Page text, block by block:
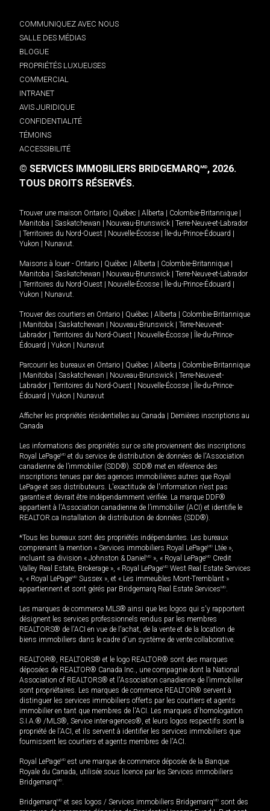
COMMUNIQUEZ AVEC NOUS
SALLE DES MÉDIAS
BLOGUE
PROPRIÉTÉS LUXUEUSES
COMMERCIAL
INTRANET
AVIS JURIDIQUE
CONFIDENTIALITÉ
TÉMOINS
ACCESSIBILITÉ
© SERVICES IMMOBILIERS BRIDGEMARQMD, 2026.
TOUS DROITS RÉSERVÉS.
Trouver une maison Ontario Québec Alberta Colombie-Britannique
Manitoba
Saskatchewan Nouveau-Brunswick
Terre-Neuve-et-Labrador
Territoires du Nord-Ouest Nouvelle-Écosse Île-du-Prince-Édouard
Yukon
Nunavut.
Maisons à louer - Ontario Québec Alberta Colombie-Britannique
Manitoba
Saskatchewan Nouveau-Brunswick
Terre-Neuve-et-Labrador
Territoires du Nord-Ouest Nouvelle-Écosse Île-du-Prince-Édouard
Yukon
Nunavut.
Trouver des courtiers en Ontario Québec Alberta
Colombie-Britannique
Manitoba Saskatchewan Nouveau-Brunswick
Terre-Neuve-et-
Labrador
Territoires du Nord-Ouest Nouvelle-Écosse
Île-du-Prince-
Édouard
Yukon Nunavut
Parcourir les bureaux en Ontario Québec Alberta
Colombie-Britannique
Manitoba Saskatchewan Nouveau-Brunswick
Terre-Neuve-et-
Labrador
Territoires du Nord-Ouest Nouvelle-Écosse
Île-du-Prince-
Édouard
Yukon Nunavut
Afficher les propriétés résidentielles au Canada
Dernières inscriptions au
Canada
Les informations des propriétés sur ce site proviennent des inscriptions
Royal LePageMD et du service de distribution de données de l'Association
canadienne de l’immobilier (SDD®). SDD® met en référence des
inscriptions tenues par des agences immobilières autres que Royal
LePage et ses distributeurs. L'exactitude de l'information n'est pas
garantie et devrait être indépendamment vérifiée. La marque DDF®
appartient à l'Association canadienne de l’immobilier (ACI) et identifie le
REALTOR.ca Installation de distribution de données (SDD®).
*Tous les bureaux sont des propriétés indépendantes. Les bureaux
comprenant la mention « Services immobiliers Royal LePageMD Ltée »,
incluant sa division « Johnston & Daniel MD », « Royal LePageMD Credit
Valley Real Estate, Brokerage », « Royal LePageMD West Real Estate Services
», « Royal LePageMD Sussex », et « Les immeubles Mont-Tremblant »
appartiennent et sont gérés par Bridgemarq Real Estate ServicesMD.
Les marques de commerce MLS® ainsi que les logos qui s'y rapportent
désignent les services professionnels rendus par les membres
REALTORS® de l'ACI en vue de l'achat, de la vente et de la location de
biens immobiliers dans le cadre d'un système de vente collaborative.
REALTOR®, REALTORS® et le logo REALTOR® sont des marques
déposées de REALTOR® Canada Inc., une compagnie dont la National
Association of REALTORS® et l'Association canadienne de l’immobilier
sont propriétaires. Les marques de commerce REALTOR® servent à
distinguer les services immobiliers offerts par les courtiers et agents
immobilier en tant que membres de l'ACI. Les marques d'homologation
S.I.A.® /MLS®, Service inter-agences®, et leurs logos respectifs sont la
propriété de l'ACI, et ils servent à identifier les services immobiliers que
fournissent les courtiers et agents membres de l'ACI.
Royal LePageMD est une marque de commerce déposée de la Banque
Royale du Canada, utilisée sous licence par les Services immobiliers
BridgemarqMD.
BridgemarqMD et ses logos / Services immobiliers BridgemarqMD sont des